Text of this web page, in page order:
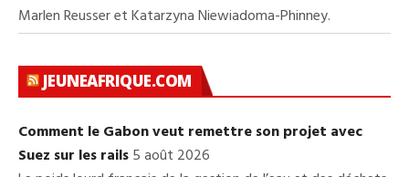
Marlen Reusser et Katarzyna Niewiadoma-Phinney.
JEUNEAFRIQUE.COM
Comment le Gabon veut remettre son projet avec
Suez sur les rails5 août 2026